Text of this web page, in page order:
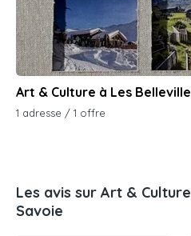
Art & Culture à Les Belleville
1 adresse / 1 offre
Les avis sur Art & Culture
Savoie